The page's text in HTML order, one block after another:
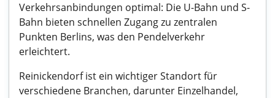
Verkehrsanbindungen optimal: Die U-Bahn und S-
Bahn bieten schnellen Zugang zu zentralen
Punkten Berlins, was den Pendelverkehr
erleichtert.
Reinickendorf ist ein wichtiger Standort für
verschiedene Branchen, darunter Einzelhandel,